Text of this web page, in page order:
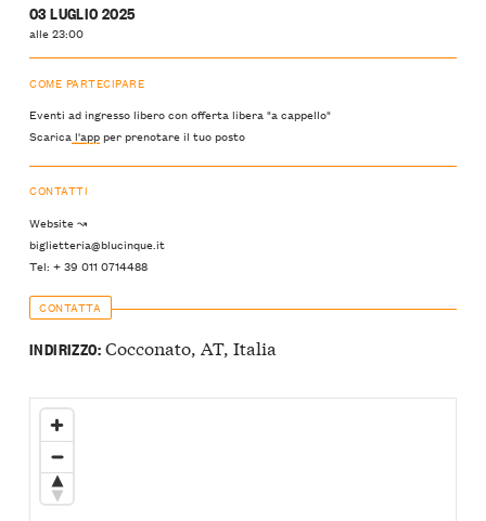
03 LUGLIO 2025
alle 23:00
COME PARTECIPARE
Eventi ad ingresso libero con offerta libera "a cappello"
Scarical'appper prenotare il tuo posto
CONTATTI
Website ↝
biglietteria@blucinque.it
Tel: + 39 011 0714488
CONTATTA
INDIRIZZO:Cocconato, AT, Italia